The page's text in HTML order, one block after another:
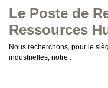
Le Poste de
Ressources
Nous recherchons, pour le
industrielles, notre :